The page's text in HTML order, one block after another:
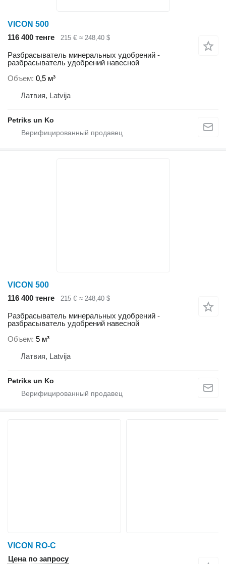
VICON 500
116 400 тенге
215 € ≈ 248,40 $
Разбрасыватель минеральных удобрений -
разбрасыватель удобрений навесной
Объем 0,5 м³
Латвия, Latvija
Petriks un Ko
VICON 500
116 400 тенге
215 € ≈ 248,40 $
Разбрасыватель минеральных удобрений -
разбрасыватель удобрений навесной
Объем 5 м³
Латвия, Latvija
Petriks un Ko
VICON RO-C
Цена по запросу